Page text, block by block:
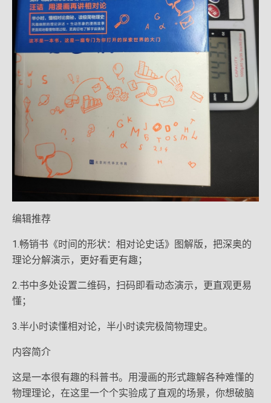
编辑推荐
1.畅销书《时间的形状：相对论史话》图解版，把深奥的
理论分解演示，更好看更有趣；
2.书中多处设置二维码，扫码即看动态演示，更直观更易
懂；
3.半小时读懂相对论，半小时读完极简物理史。
内容简介
这是一本很有趣的科普书。用漫画的形式趣解各种难懂的
物理理论，在这里一个个实验成了直观的场景，你想破脑